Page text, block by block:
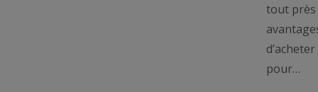
tout près
pour…